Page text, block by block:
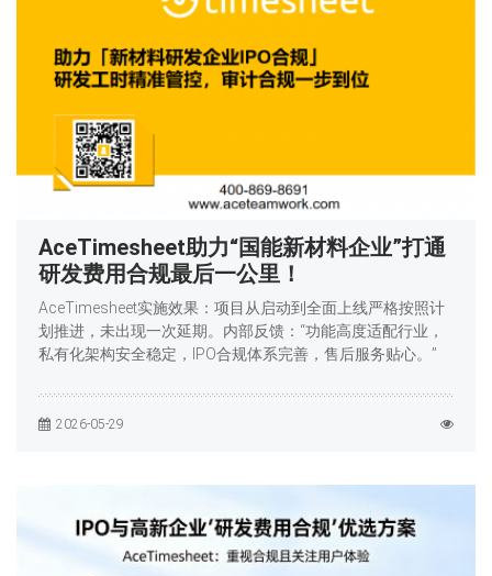
AceTimesheet助力“国能新材料企业”打通
研发费用合规最后一公里！
AceTimesheet实施效果：项目从启动到全面上线严格按照计
划推进，未出现一次延期。内部反馈：“功能高度适配行业，
私有化架构安全稳定，IPO合规体系完善，售后服务贴心。”
2026-05-29